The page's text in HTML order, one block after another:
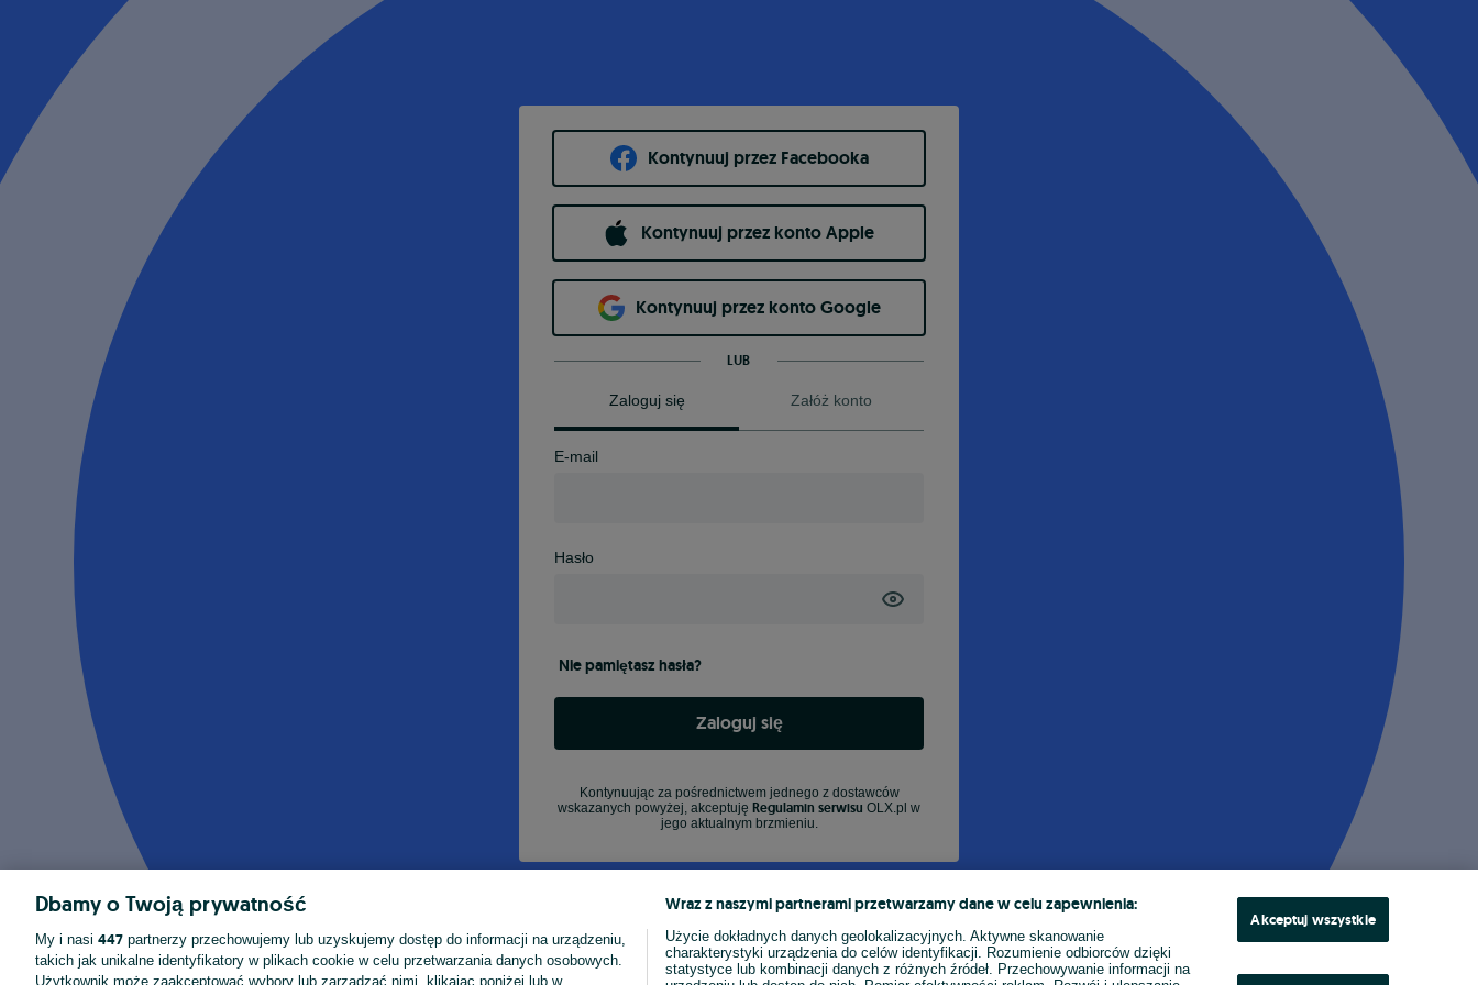
Kontynuuj przez Facebooka
Kontynuuj przez konto Apple
Kontynuuj przez konto Google
LUB
Zaloguj się Załóż konto
E-mail
Hasło
Nie pamiętasz hasła?
Zaloguj się
Kontynuując za pośrednictwem jednego z dostawców
wskazanych powyżej, akceptuję Regulamin serwisu OLX.pl w
jego aktualnym brzmieniu.
Dbamy o Twoją prywatność
My i nasi 447 partnerzy przechowujemy lub uzyskujemy dostęp do informacji na urządzeniu,
takich jak unikalne identyfikatory w plikach cookie w celu przetwarzania danych osobowych.
Użytkownik może zaakceptować wybory lub zarządzać nimi, klikając poniżej lub w
Wraz z naszymi partnerami przetwarzamy dane w celu zapewnienia:
Użycie dokładnych danych geolokalizacyjnych. Aktywne skanowanie
charakterystyki urządzenia do celów identyfikacji. Rozumienie odbiorców dzięki
statystyce lub kombinacji danych z różnych źródeł. Przechowywanie informacji na
Akceptuj wszystkie